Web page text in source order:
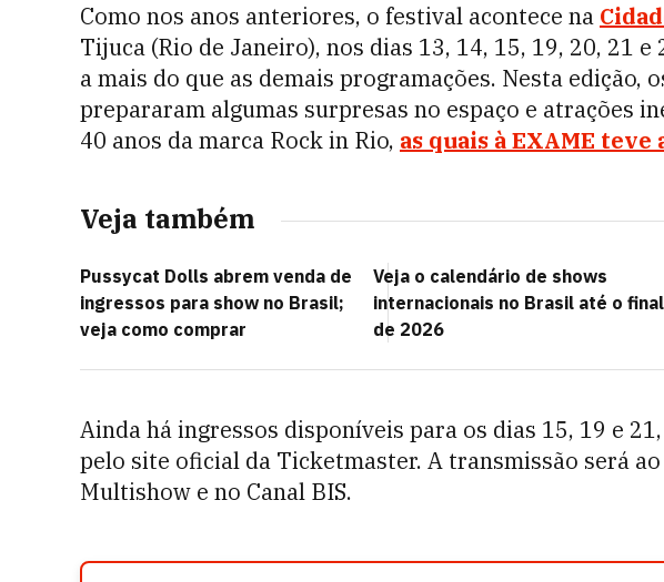
Como nos anos anteriores, o festival acontece na
Tijuca (Rio de Janeiro), nos dias 13, 14, 15, 19, 20, 21 e
a mais do que as demais programações. Nesta edição,
prepararam algumas surpresas no espaço e atrações
40 anos da marca Rock in Rio, as quais à EXAME
Veja também
Pussycat Dolls abrem venda de
ingressos para show no Brasil;
veja como comprar
Veja o calendário de shows
internacionais no Brasil até o final
de 2026
Ainda há ingressos disponíveis para os dias 15, 19 e
pelo site oficial da Ticketmaster. A transmissão será
Multishow e no Canal BIS.